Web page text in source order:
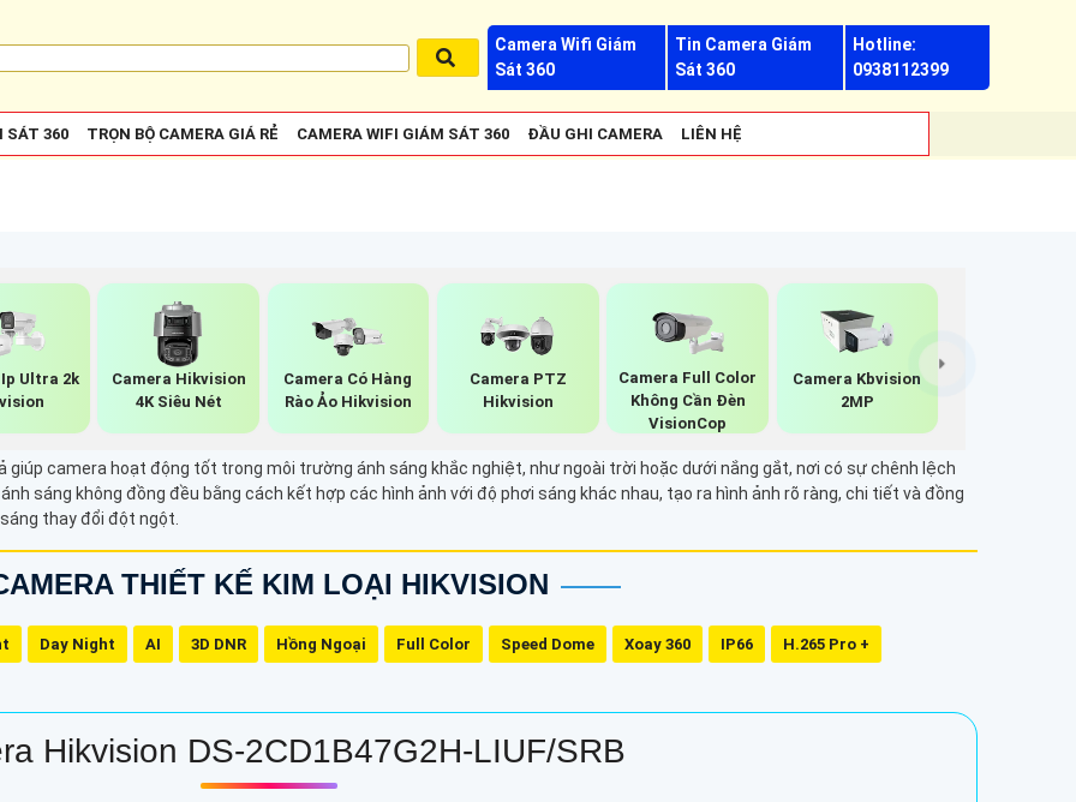
Camera Wifi Giám
Sát 360
Tin Camera Giám
Sát 360
Hotline:
0938112399
SÁT 360 TRỌN BỘ CAMERA GIÁ RẺ CAMERA WIFI GIÁM SÁT 360 ĐẦU GHI CAMERA LIÊN HỆ
Ultra 2k
Camera Hikvision
4K Siêu Nét
Camera Có Hàng
Rào Ảo Hikvision
Camera PTZ
Hikvision
Camera Full Color
Không Cần Đèn
VisionCop
Camera Kbvision
2MP
giúp camera hoạt động tốt trong môi trường ánh sáng khắc nghiệt, như ngoài trời hoặc dưới nắng gắt, nơi có sự chênh lệch
sáng không đồng đều bằng cách kết hợp các hình ảnh với độ phơi sáng khác nhau, tạo ra hình ảnh rõ ràng, chi tiết và đồng
thay đổi đột ngột.
THIẾT KẾ KIM LOẠI HIKVISION
Day Night AI 3D DNR Hồng Ngoại Full Color Speed Dome Xoay 360 IP66 H.265 Pro +
Hikvision DS-2CD1B47G2H-LIUF/SRB